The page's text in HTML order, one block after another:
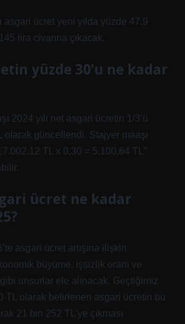
asgari ücret yeni yılda yüzde 47,9
lira civarına çıkacak.
yüzde 30’u ne kadar
2024 yılı net asgari ücretin 1/3’ü
olarak güncellendi. Stajyer maaşı
TL x 0,30 = 5.100,64 TL”
ücret ne kadar
asgari ücret artışına ilişkin
büyüme, işsizlik oranı ve
unsurlar ele alınacak. Geçtiğimiz
TL olarak belirlenen asgari ücretin bu
21 bin 252 TL’ye çıkması